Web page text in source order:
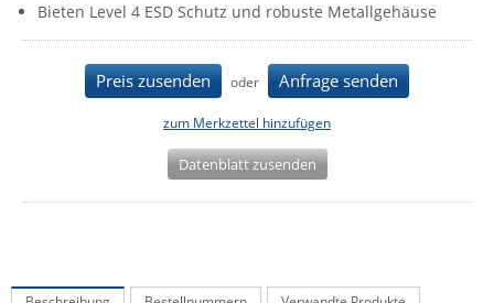
Kramer Electronics
KVM TEC
PatchSee
Bieten Level 4 ESD Schutz und robuste Metallgehäuse
Preis zusenden oder Anfrage senden
zum Merkzettel hinzufügen
Datenblatt zusenden